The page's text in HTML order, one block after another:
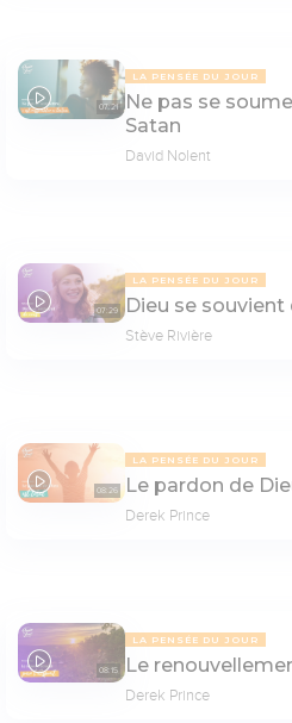
07:21
LA PENSÉE DU JOUR
Ne pas se
Satan
David Nolent
07:29
LA PENSÉE DU JOUR
Dieu se souvient
Stève Rivière
08:26
LA PENSÉE DU JOUR
Le pardon de
Derek Prince
08:15
LA PENSÉE DU JOUR
Le
Derek Prince